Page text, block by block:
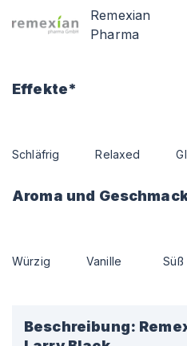
Remexian
Pharma
Effekte*
Schläfrig Relaxed
Aroma und
Würzig Vanille Süß
Beschreibung: